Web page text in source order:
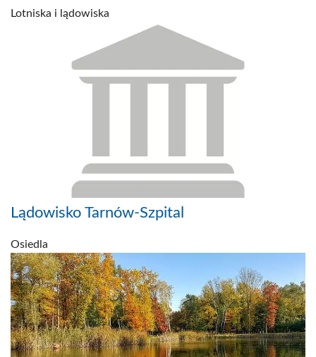
Lotniska i lądowiska
Lądowisko Tarnów-Szpital
Osiedla